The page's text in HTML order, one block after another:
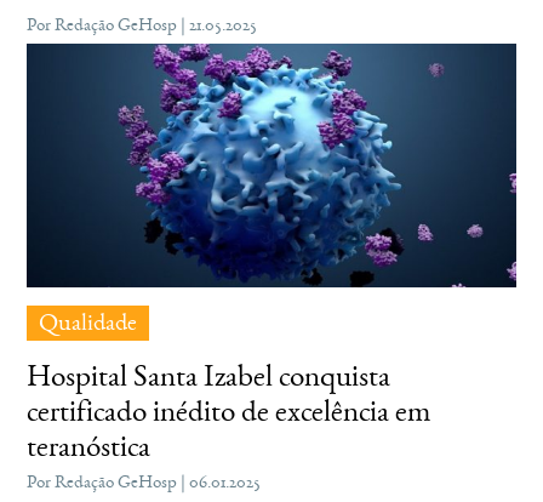
Por Redação GeHosp | 21.05.2025
Qualidade
Hospital Santa Izabel conquista
certificado inédito de excelência em
teranóstica
Por Redação GeHosp | 06.01.2025